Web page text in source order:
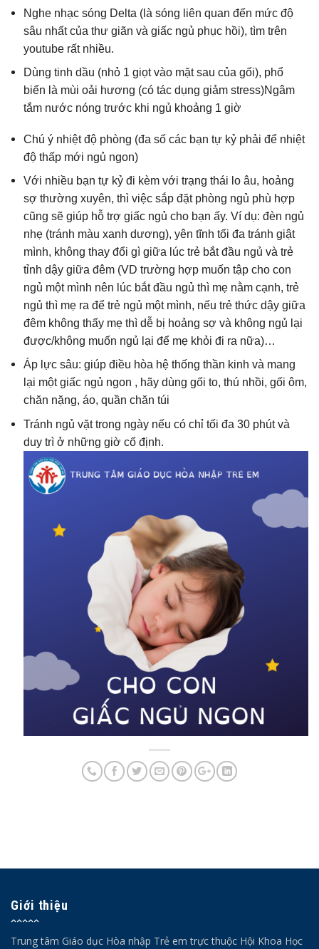
Nghe nhạc sóng Delta (là sóng liên quan đến mức độ
sâu nhất của thư giãn và giấc ngủ phục hồi), tìm trên
youtube rất nhiều.
Dùng tinh dầu (nhỏ 1 giọt vào mặt sau của gối), phổ
biến là mùi oải hương (có tác dụng giảm stress)Ngâm
tắm nước nóng trước khi ngủ khoảng 1 giờ
Chú ý nhiệt độ phòng (đa số các bạn tự kỷ phải để nhiệt
độ thấp mới ngủ ngon)
Với nhiều bạn tự kỷ đi kèm với trạng thái lo âu, hoảng
sợ thường xuyên, thì việc sắp đặt phòng ngủ phù hợp
cũng sẽ giúp hỗ trợ giấc ngủ cho bạn ấy. Ví dụ: đèn ngủ
nhẹ (tránh màu xanh dương), yên tĩnh tối đa tránh giật
mình, không thay đổi gì giữa lúc trẻ bắt đầu ngủ và trẻ
tỉnh dậy giữa đêm (VD trường hợp muốn tập cho con
ngủ một mình nên lúc bắt đầu ngủ thì mẹ nằm cạnh, trẻ
ngủ thì mẹ ra để trẻ ngủ một mình, nếu trẻ thức dậy giữa
đêm không thấy mẹ thì dễ bị hoảng sợ và không ngủ lại
được/không muốn ngủ lại để mẹ khỏi đi ra nữa)…
Áp lực sâu: giúp điều hòa hệ thống thần kinh và mang
lại một giấc ngủ ngon , hãy dùng gối to, thú nhồi, gối ôm,
chăn nặng, áo, quần chăn túi
Tránh ngủ vặt trong ngày nếu có chỉ tối đa 30 phút và
duy trì ở những giờ cố định.
Giới thiệu
Trung tâm Giáo dục Hòa nhập Trẻ em trực thuộc Hội Khoa Học